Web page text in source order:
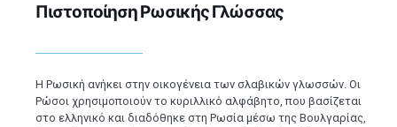
Πιστοποίηση Ρωσικής Γλώσσας
Η Ρωσική ανήκει στην οικογένεια των σλαβικών γλωσσών. Οι
Ρώσοι χρησιμοποιούν το κυριλλικό αλφάβητο, που βασίζεται
στο ελληνικό και διαδόθηκε στη Ρωσία μέσω της Βουλγαρίας,